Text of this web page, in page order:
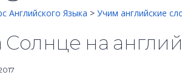
Английского Языка > Учим английские
Солнце на